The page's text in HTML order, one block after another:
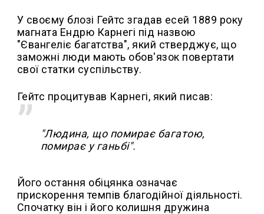
У своєму блозі Гейтс згадав есей 1889 року
магната Ендрю Карнегі під назвою
"Євангеліє багатства", який стверджує, що
заможні люди мають обов'язок повертати
свої статки суспільству.
Гейтс процитував Карнегі, який писав:
"Людина, що помирає багатою,
помирає у ганьбі".
Його остання обіцянка означає
прискорення темпів благодійної діяльності.
Спочатку він і його колишня дружина